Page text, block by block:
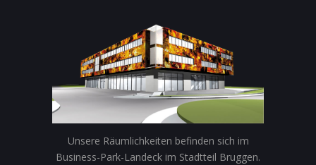
Unsere Räumlichkeiten befinden sich im
Business-Park-Landeck im Stadtteil Bruggen.